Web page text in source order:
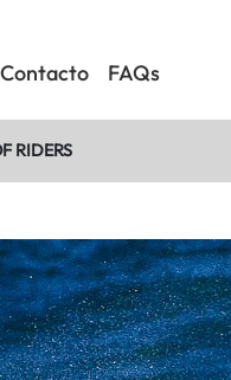
Contacto FAQs
RIDERS